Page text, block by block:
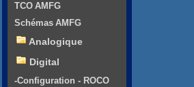
TCO AMFG
Schémas AMFG
Analogique
Digital
-Configuration - ROCO